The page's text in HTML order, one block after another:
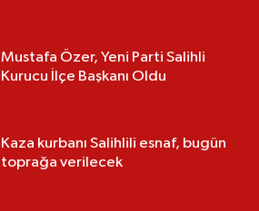
Mustafa Özer, Yeni Parti Salihli
Kurucu İlçe Başkanı Oldu
Kaza kurbanı Salihlili esnaf, bugün
toprağa verilecek